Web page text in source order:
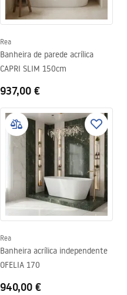
Rea
Banheira de parede acrílica
CAPRI SLIM 150cm
937,00 €
Rea
Banheira acrílica independente
OFELIA 170
940,00 €